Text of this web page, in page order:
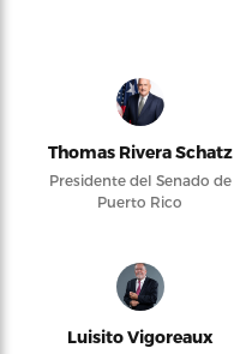
Thomas Rivera Schatz
Presidente del Senado de
Puerto Rico
Luisito Vigoreaux